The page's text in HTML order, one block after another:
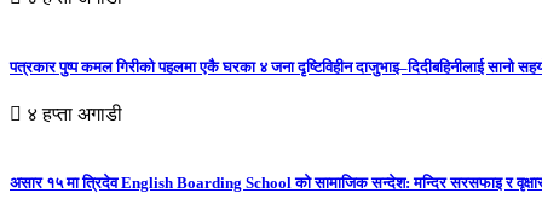
पत्रकार पुष्प कमल गिरीको पहलमा एकै घरका ४ जना दृष्टिविहीन दाजुभाइ–दिदीबहिनीलाई सानो
४ हप्ता अगाडी
असार १५ मा त्रिदेव English Boarding School को सामाजिक सन्देश: मन्दिर सरसफाइ र